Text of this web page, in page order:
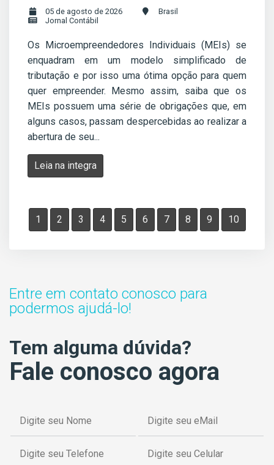
05 de agosto de 2026
Brasil
Jornal Contábil
Os Microempreendedores Individuais (MEIs) se
enquadram em um modelo simplificado de
tributação e por isso uma ótima opção para quem
quer empreender. Mesmo assim, saiba que os
MEIs possuem uma série de obrigações que, em
alguns casos, passam despercebidas ao realizar a
abertura de seu...
Leia na integra
1 2 3 4 5 6 7 8 9 10
Entre em contato conosco para
podermos ajudá-lo!
Tem alguma dúvida?
Fale conosco agora